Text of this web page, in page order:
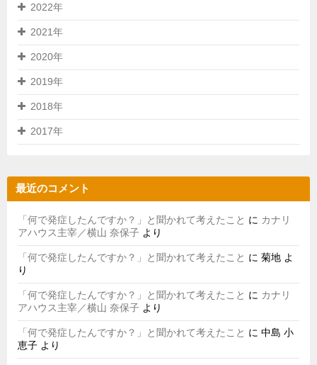
2022年
2021年
2020年
2019年
2018年
2017年
最近のコメント
「何で発症したんですか？」と聞かれて考えたこと に カナリ
アハウス主宰／横山 奈保子 より
「何で発症したんですか？」と聞かれて考えたこと に 菊地 よ
り
「何で発症したんですか？」と聞かれて考えたこと に カナリ
アハウス主宰／横山 奈保子 より
「何で発症したんですか？」と聞かれて考えたこと に 中島 小
恵子 より